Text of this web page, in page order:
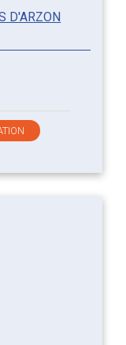
D'ARZON